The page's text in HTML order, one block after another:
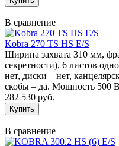
В сравнение
Kobra 270 TS HS E/S
Ширина захвата 310 мм,
секретности), 6 листов
нет, диски – нет,
скобы – да. Мощность 500
282 530 руб.
В сравнение